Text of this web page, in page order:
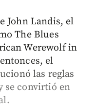
John Landis, el
The Blues
Werewolf in
el
las reglas
se convirtió en